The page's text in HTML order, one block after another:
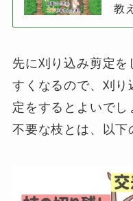
教
先に刈り込み剪定
すくなるので、刈
定をするとよいでし
不要な枝とは、以下